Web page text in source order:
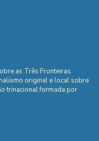
as Três Fronteiras.
original e local sobre
trinacional formada por